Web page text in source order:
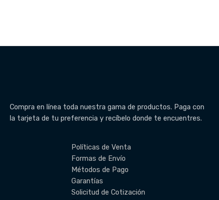
Compra en línea toda nuestra gama de productos. Paga con
la tarjeta de tu preferencia y recíbelo donde te encuentres.
Políticas de Venta
Formas de Envío
Métodos de Pago
Garantías
Solicitud de Cotización